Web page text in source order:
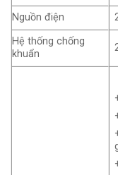
Nguồn điện
Hệ thống chống
khuẩn